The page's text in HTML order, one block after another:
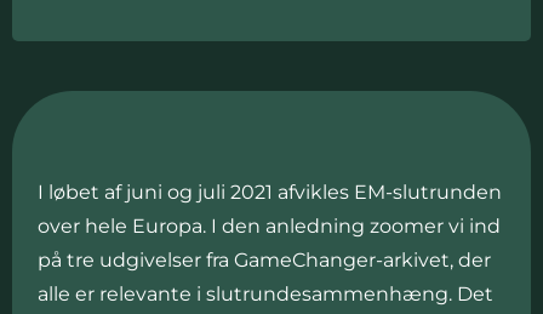
I løbet af juni og juli 2021 afvikles EM-slutrunden
over hele Europa. I den anledning zoomer vi ind
på tre udgivelser fra GameChanger-arkivet, der
alle er relevante i slutrundesammenhæng. Det